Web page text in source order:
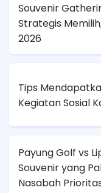
Souvenir
Strategis
2026
Tips
Kegiatan Sosial
Payung Golf vs
Souvenir yang
Nasabah